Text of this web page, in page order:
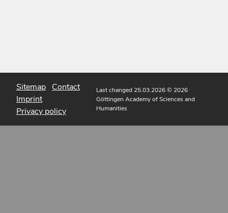
Sitemap Contact
Imprint
Privacy policy
Last changed 25.03.2026© 2026
Göttingen Academy of Sciences and
Humanities